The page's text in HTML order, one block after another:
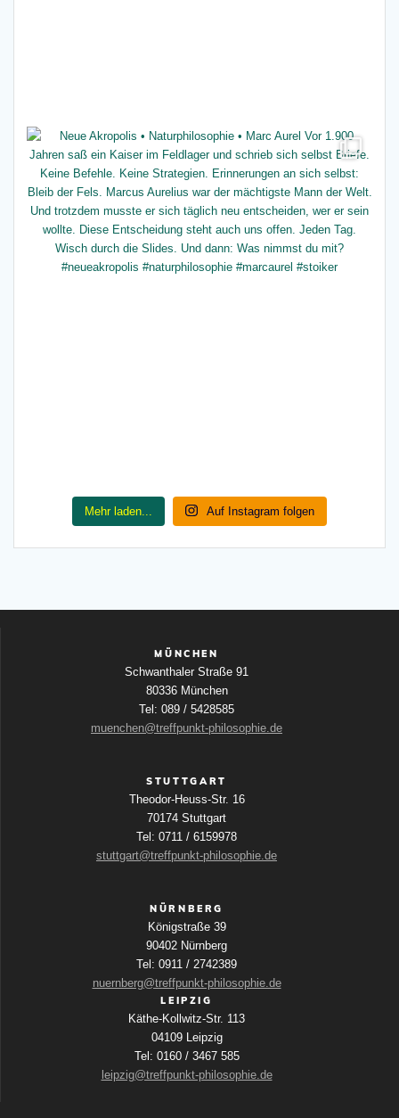
Mehr laden... Auf Instagram folgen
MÜNCHEN
Schwanthaler Straße 91
80336 München
Tel: 089 / 5428585
muenchen@treffpunkt-philosophie.de
STUTTGART
Theodor-Heuss-Str. 16
70174 Stuttgart
Tel: 0711 / 6159978
stuttgart@treffpunkt-philosophie.de
NÜRNBERG
Königstraße 39
90402 Nürnberg
Tel: 0911 / 2742389
nuernberg@treffpunkt-philosophie.de
LEIPZIG
Käthe-Kollwitz-Str. 113
04109 Leipzig
Tel: 0160 / 3467 585
leipzig@treffpunkt-philosophie.de